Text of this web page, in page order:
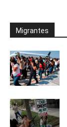
Migrantes